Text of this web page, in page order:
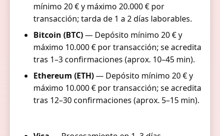
mínimo 20 € y máximo 20.000 € por
transacción; tarda de 1 a 2 días laborables.
Bitcoin (BTC)— Depósito mínimo 20 € y
máximo 10.000 € por transacción; se acredita
tras 1–3 confirmaciones (aprox. 10–45 min).
Ethereum (ETH)— Depósito mínimo 20 € y
máximo 10.000 € por transacción; se acredita
tras 12–30 confirmaciones (aprox. 5–15 min).